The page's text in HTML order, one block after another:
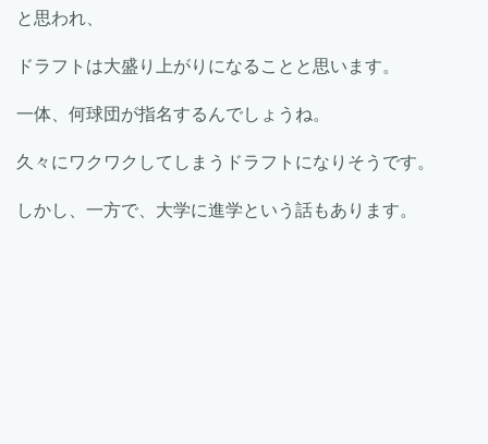
と思われ、
ドラフトは大盛り上がりになることと思います。
一体、何球団が指名するんでしょうね。
久々にワクワクしてしまうドラフトになりそうです。
しかし、一方で、大学に進学という話もあります。